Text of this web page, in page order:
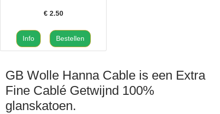
€ 2.50
GB Wolle Hanna Cable is een Extra
Fine Cablé Getwijnd 100%
glanskatoen.